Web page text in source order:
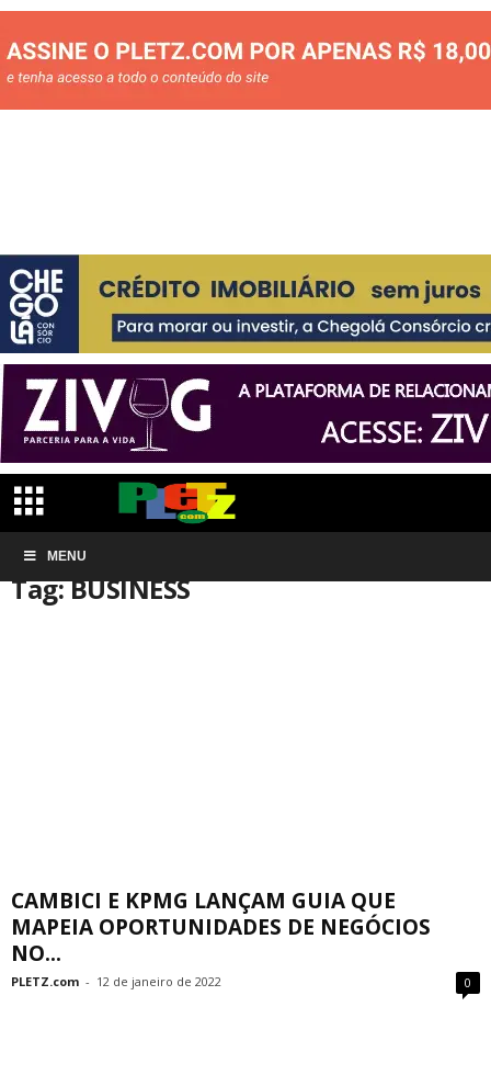
MENU
Início Tags
Tag: BUSINESS
CAMBICI E KPMG LANÇAM GUIA QUE
MAPEIA OPORTUNIDADES DE NEGÓCIOS
NO...
PLETZ.com - 12 de janeiro de 2022 0